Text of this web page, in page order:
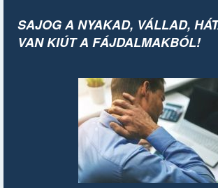
SAJOG A NYAKAD, VÁLLAD,
VAN KIÚT A FÁJDALMAKBÓL!